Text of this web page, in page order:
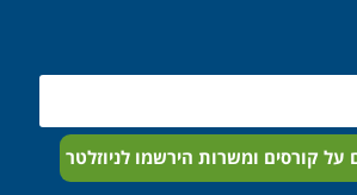
על קורסים ומשרות הירשמו לניוזלטר